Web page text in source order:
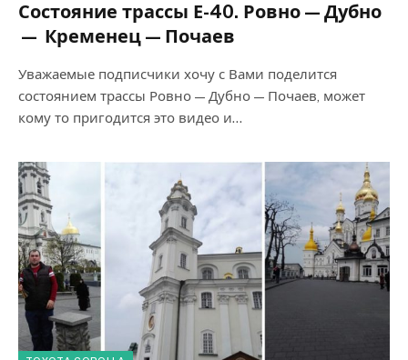
Состояние трассы Е-40. Ровно — Дубно
— Кременец — Почаев
Уважаемые подписчики хочу с Вами поделится
состоянием трассы Ровно — Дубно — Почаев, может
кому то пригодится это видео и…